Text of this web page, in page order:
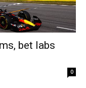
bet labs
0